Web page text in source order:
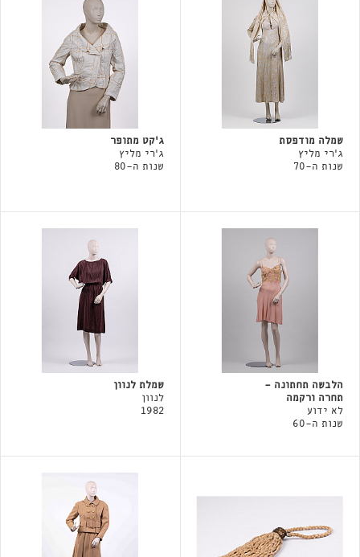
שמלה מודפסת
ג'רי מליץ
שנות ה-70
ג'קט מתופר
ג'רי מליץ
שנות ה-80
הלבשה תחתונה -
תחרה ורקמה
לא ידוע
שנות ה-60
שמלת לנוון
לנוון
1982